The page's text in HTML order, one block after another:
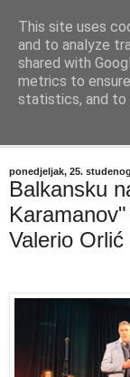
"Kvaka"
Časopis za
ponedjeljak, 25.
Balkansku
Valerio Orlić
This site uses
and to analyze
shared with
metrics to
statistics, and to